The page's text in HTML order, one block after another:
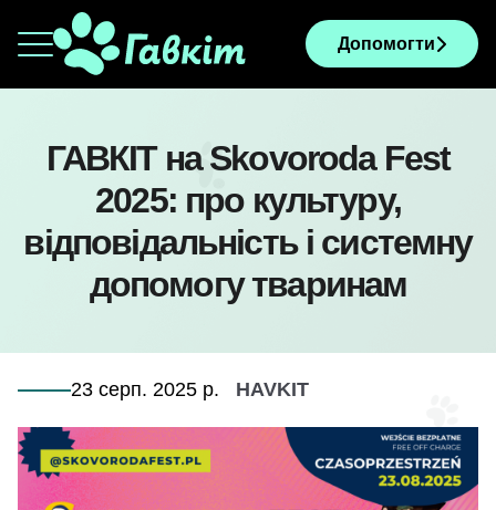
Допомогти
ГАВКІТ на Skovoroda Fest
2025: про культуру,
відповідальність і системну
допомогу тваринам
23 серп. 2025 р. HAVKIT